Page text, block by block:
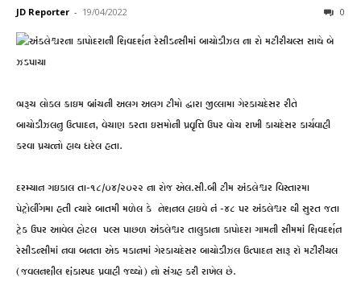
JD Reporter - 19/04/2022 0
ભરૂચ લોકલ ક્રાઇમ બ્રાંચની અલગ અલગ ટીમો દ્વારા જીલ્લામા ગેરકાયદેસર રીતે
બાયોડીઝલનુ ઉત્પાદન, વેચાણ કરતા ઇસમોની પ્રવૃત્તિ ઉપર વોચ રાખી કાયદેસર કાર્યવાહી
કરવા પ્રયત્નો હાથ ધરેલ હતા.
દરમ્યાન ગઇકાલ તા-૧૮/૦૪/૨૦૨૨ ના રોજ એલ.સી.બી ટીમ અંક્લેશ્વર વિસ્તારમા
પેટ્રોલીંગમા હતી ત્યારે બાતમી મળેલ કે નેશનલ હાઇવે નં -૪૮ પર અંકલેશ્વર થી સુરત જતા
ટ્રેક ઉપર આવેલ હોટલ પલ્સ પાછળ અંકલેશ્વર તાલુકાના કાપોદરા ગામની સીમમાં શિવદર્શન
રેસીડન્સીમાં નવા બનતા એક મકાનમાં ગેરકાયદેસર બાયોડીઝલ ઉત્પાદન સારૂ રૉ મટીરીયલ
(જવલનશીલ શંકાસ્પદ પ્રવાહી જથ્થો) નો સંગ્રહ કરી રાખેલ છે.